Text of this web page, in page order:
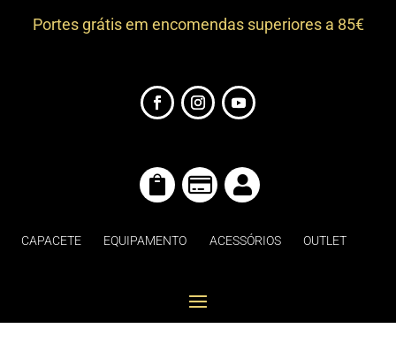
Portes grátis em encomendas superiores a 85€
  
CAPACETE EQUIPAMENTO ACESSÓRIOS OUTLET